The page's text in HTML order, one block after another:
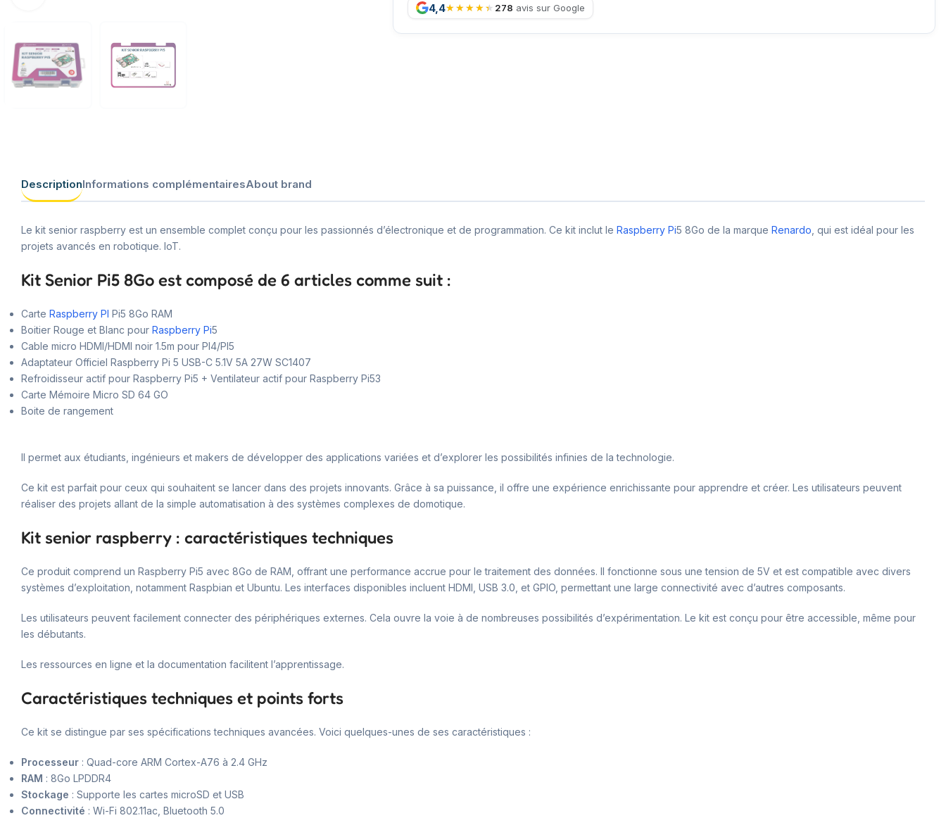
4,4 278 avis sur Google
DescriptionInformations complémentairesAbout brand
Le kit senior raspberry est un ensemble complet conçu pour les passionnés d’électronique et de programmation. Ce kit inclut le Raspberry Pi5 8Go de la marque Renardo , qui est idéal pour les
projets avancés en robotique. IoT.
Kit Senior Pi5 8Go est composé de 6 articles comme suit :
Carte Raspberry PI Pi5 8Go RAM
Boitier Rouge et Blanc pour Raspberry Pi5
Cable micro HDMI/HDMI noir 1.5m pour PI4/PI5
Adaptateur Officiel Raspberry Pi 5 USB-C 5.1V 5A 27W SC1407
Refroidisseur actif pour Raspberry Pi5 + Ventilateur actif pour Raspberry Pi53
Carte Mémoire Micro SD 64 GO
Boite de rangement
Il permet aux étudiants, ingénieurs et makers de développer des applications variées et d’explorer les possibilités infinies de la technologie.
Ce kit est parfait pour ceux qui souhaitent se lancer dans des projets innovants. Grâce à sa puissance, il offre une expérience enrichissante pour apprendre et créer. Les utilisateurs peuvent
réaliser des projets allant de la simple automatisation à des systèmes complexes de domotique.
Kit senior raspberry : caractéristiques techniques
Ce produit comprend un Raspberry Pi5 avec 8Go de RAM, offrant une performance accrue pour le traitement des données. Il fonctionne sous une tension de 5V et est compatible avec divers
systèmes d’exploitation, notamment Raspbian et Ubuntu. Les interfaces disponibles incluent HDMI, USB 3.0, et GPIO, permettant une large connectivité avec d’autres composants.
Les utilisateurs peuvent facilement connecter des périphériques externes. Cela ouvre la voie à de nombreuses possibilités d’expérimentation. Le kit est conçu pour être accessible, même pour
les débutants.
Les ressources en ligne et la documentation facilitent l’apprentissage.
Caractéristiques techniques et points forts
Ce kit se distingue par ses spécifications techniques avancées. Voici quelques-unes de ses caractéristiques :
Processeur : Quad-core ARM Cortex-A76 à 2.4 GHz
RAM : 8Go LPDDR4
Stockage : Supporte les cartes microSD et USB
Connectivité : Wi-Fi 802.11ac, Bluetooth 5.0